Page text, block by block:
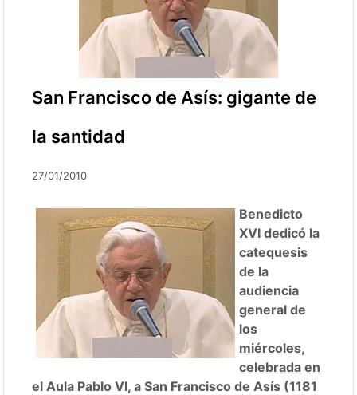
San Francisco de Asís: gigante de
la santidad
27/01/2010
Benedicto
XVI dedicó la
catequesis
de la
audiencia
general de
los
miércoles,
celebrada en
el Aula Pablo VI, a San Francisco de Asís (1181